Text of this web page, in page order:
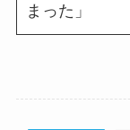
まった」